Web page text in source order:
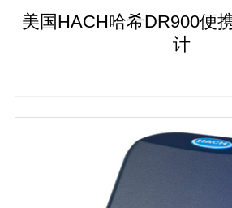
美国HACH哈希DR900便
计